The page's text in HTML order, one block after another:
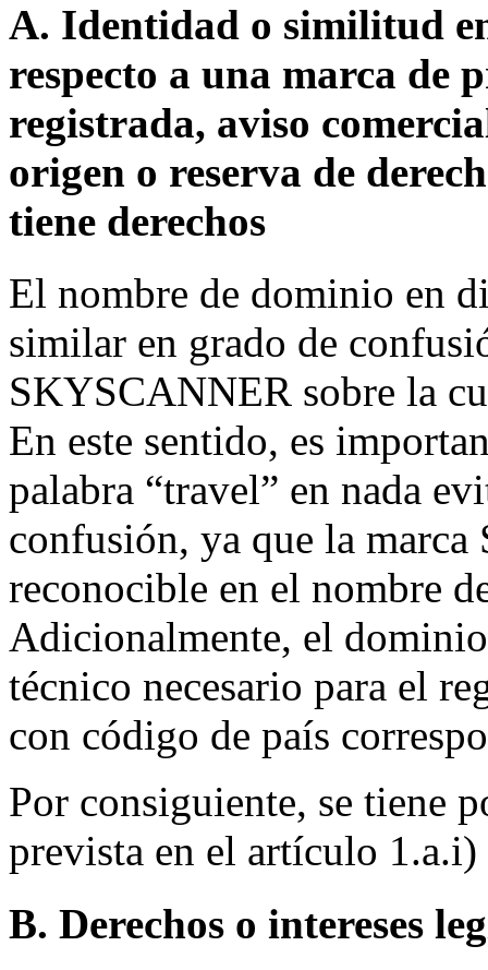
A. Identidad o similitud
respecto a una marca de
registrada, aviso
origen o reserva de
tiene derechos
El nombre de dominio en
similar en grado de
SKYSCANNER sobre la
En este sentido, es
palabra “travel” en nada
confusión, ya que la
reconocible en el nombre
Adicionalmente, el
técnico necesario para el
con código de país
Por consiguiente, se tiene
prevista en el artículo
B. Derechos o intereses